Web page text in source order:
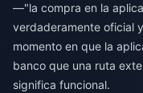
—"la compra en la
verdaderamente oficial
momento en que la
banco que una ruta
significa funcional.